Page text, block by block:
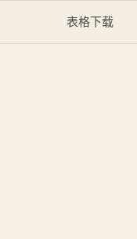
表格下载